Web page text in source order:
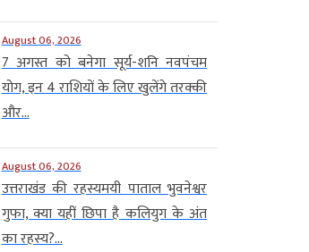
August 06, 2026
7 अगस्त को बनेगा सूर्य-शनि नवपंचम
योग, इन 4 राशियों के लिए खुलेंगे तरक्की
और...
August 06, 2026
उत्तराखंड की रहस्यमयी पाताल भुवनेश्वर
गुफा, क्या यहीं छिपा है कलियुग के अंत
का रहस्य?...